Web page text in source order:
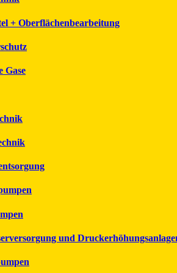
+ Oberflächenbearbeitung
Gase
und